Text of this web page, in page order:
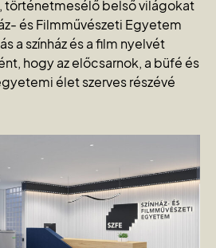
történetmesélő belső világokat
és Filmművészeti Egyetem
a színház és a film nyelvét
hogy az előcsarnok, a büfé és
élet szerves részévé